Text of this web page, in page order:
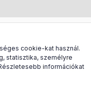
cookie-kat használ.
statisztika, személyre
információkat